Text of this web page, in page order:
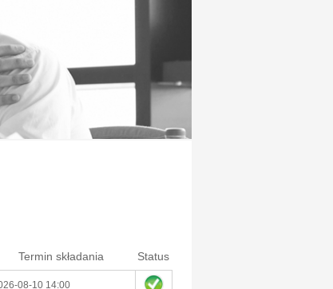
Termin składania Status
08-10 14:00